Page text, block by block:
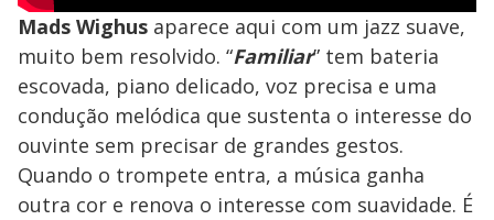
Mads Wighus aparece aqui com um jazz suave,
muito bem resolvido. “Familiar” tem bateria
escovada, piano delicado, voz precisa e uma
condução melódica que sustenta o interesse do
ouvinte sem precisar de grandes gestos.
Quando o trompete entra, a música ganha
outra cor e renova o interesse com suavidade. É